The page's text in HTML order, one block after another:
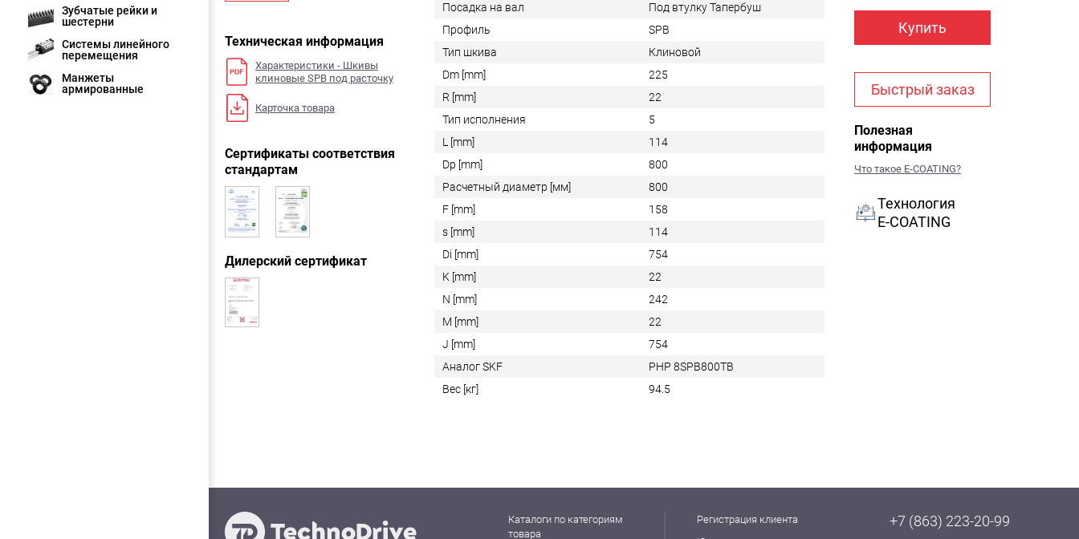
Зубчатые рейки и
шестерни
Системы линейного
перемещения
Манжеты
армированные
Техническая информация
Характеристики - Шкивы
клиновые SPB под расточку
Карточка товара
Сертификаты соответствия
стандартам
Дилерский сертификат
Купить
Быстрый заказ
Полезная
информация
Что такое E-COATING?
Технология
E-COATING
Посадка на вал
Под втулку Тапербуш
Профиль
SPB
Тип шкива
Клиновой
Dm [mm]
225
R [mm]
22
Тип исполнения
5
L [mm]
114
Dp [mm]
800
Расчетный диаметр [мм]
800
F [mm]
158
s [mm]
114
Di [mm]
754
K [mm]
22
N [mm]
242
M [mm]
22
J [mm]
754
Аналог SKF
PHP 8SPB800TB
Вес [кг]
94.5
Каталоги по категориям
товара
Регистрация клиента
+7 (863) 223-20-99